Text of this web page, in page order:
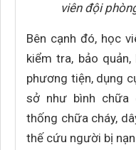
viên đội
Bên cạnh đó, học
kiểm tra, bảo
phương tiện, dụng
sở như bình chữa
thống chữa cháy,
thế cứu người bị